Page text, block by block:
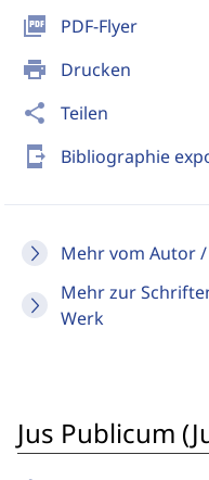
picture_as_pdf PDF-Flyer
print Drucken
share Teilen
send_to_mobile Bibliographie
Mehr vom Autor
Mehr zur
Werk
Jus Publicum